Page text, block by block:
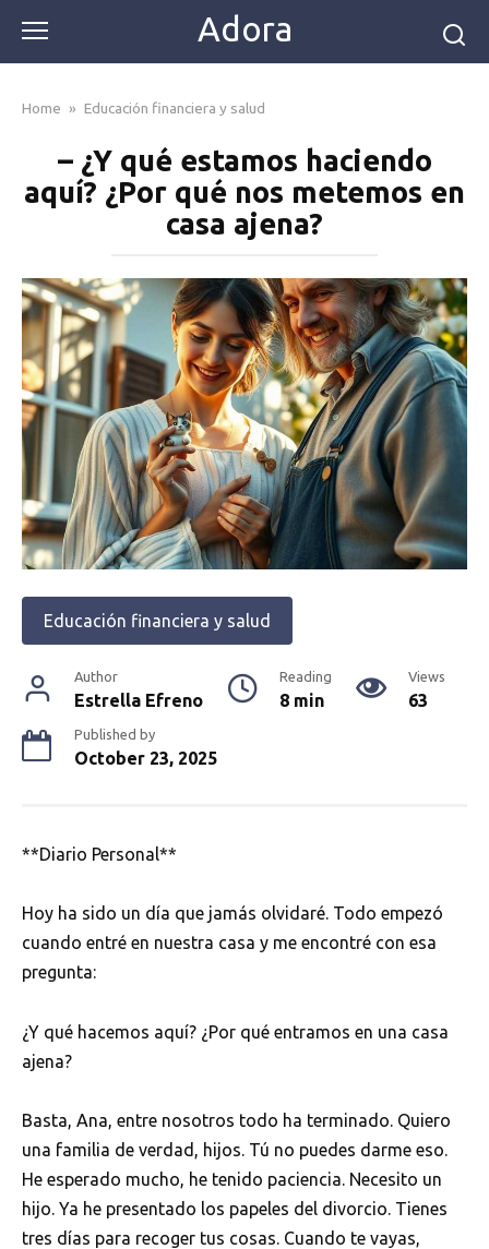
content
Adora
Home » Educación financiera y salud
– ¿Y qué estamos haciendo
aquí? ¿Por qué nos metemos en
casa ajena?
Educación financiera y salud
Author
Estrella Efreno
Reading
8 min
Views
63
Published by
October 23, 2025
**Diario Personal**
Hoy ha sido un día que jamás olvidaré. Todo empezó
cuando entré en nuestra casa y me encontré con esa
pregunta:
¿Y qué hacemos aquí? ¿Por qué entramos en una casa
ajena?
Basta, Ana, entre nosotros todo ha terminado. Quiero
una familia de verdad, hijos. Tú no puedes darme eso.
He esperado mucho, he tenido paciencia. Necesito un
hijo. Ya he presentado los papeles del divorcio. Tienes
tres días para recoger tus cosas. Cuando te vayas,